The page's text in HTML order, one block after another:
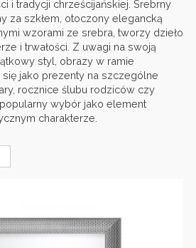
i tradycji chrześcijańskiej. Srebrny
za szkłem, otoczony elegancką
wzorami ze srebra, tworzy dzieło
i trwałości. Z uwagi na swoją
styl, obrazy w ramie
jako prezenty na szczególne
rocznice ślubu rodziców czy
wybór jako element
charakterze.